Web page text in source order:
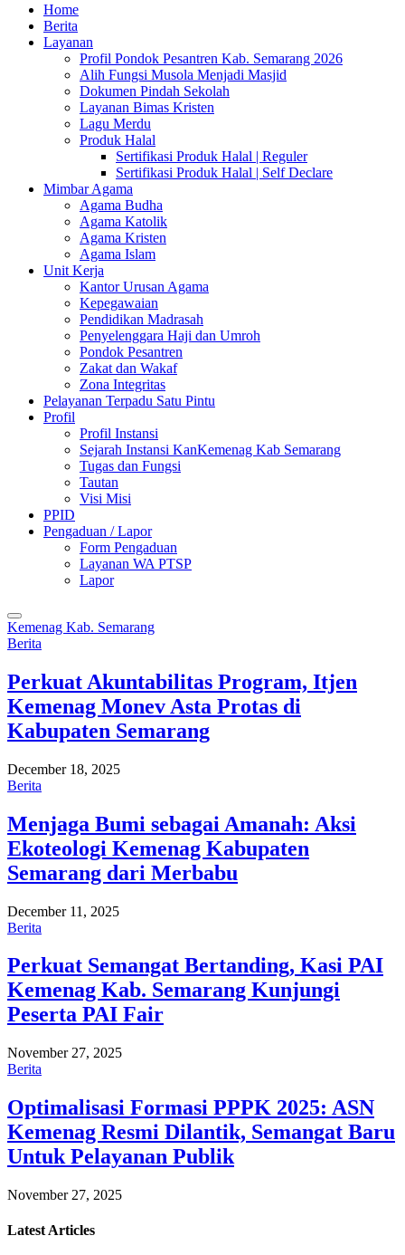
Home
Berita
Layanan
Profil Pondok Pesantren Kab. Semarang 2026
Alih Fungsi Musola Menjadi Masjid
Dokumen Pindah Sekolah
Layanan Bimas Kristen
Lagu Merdu
Produk Halal
Sertifikasi Produk Halal | Reguler
Sertifikasi Produk Halal | Self Declare
Mimbar Agama
Agama Budha
Agama Katolik
Agama Kristen
Agama Islam
Unit Kerja
Kantor Urusan Agama
Kepegawaian
Pendidikan Madrasah
Penyelenggara Haji dan Umroh
Pondok Pesantren
Zakat dan Wakaf
Zona Integritas
Pelayanan Terpadu Satu Pintu
Profil
Profil Instansi
Sejarah Instansi KanKemenag Kab Semarang
Tugas dan Fungsi
Tautan
Visi Misi
PPID
Pengaduan / Lapor
Form Pengaduan
Layanan WA PTSP
Lapor
Kemenag Kab. Semarang
Berita
Perkuat Akuntabilitas Program, Itjen
Kemenag Monev Asta Protas di
Kabupaten Semarang
December 18, 2025
Berita
Menjaga Bumi sebagai Amanah: Aksi
Ekoteologi Kemenag Kabupaten
Semarang dari Merbabu
December 11, 2025
Berita
Perkuat Semangat Bertanding, Kasi PAI
Kemenag Kab. Semarang Kunjungi
Peserta PAI Fair
November 27, 2025
Berita
Optimalisasi Formasi PPPK 2025: ASN
Kemenag Resmi Dilantik, Semangat Baru
Untuk Pelayanan Publik
November 27, 2025
Latest Articles